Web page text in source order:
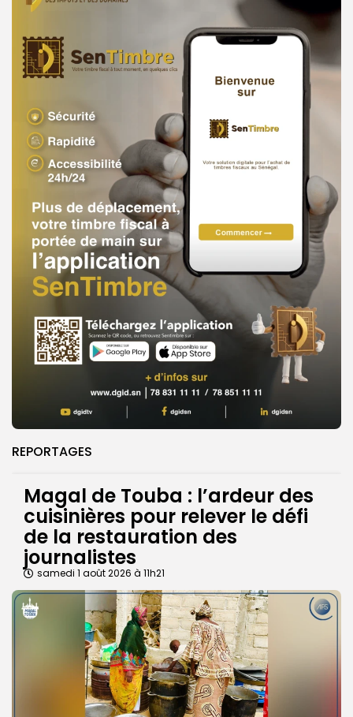
REPORTAGES
Magal de Touba : l’ardeur des
cuisinières pour relever le défi
de la restauration des
journalistes
samedi 1 août 2026 à 11h21